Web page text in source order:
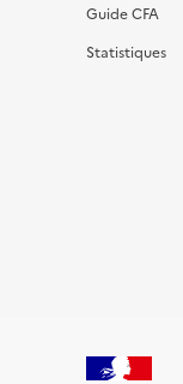
Guide CFA
Statistiques